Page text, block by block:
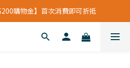
購物金】首次消費即可折抵
購物金】首次消費即可折抵
利點數【1點折抵現金$1元】